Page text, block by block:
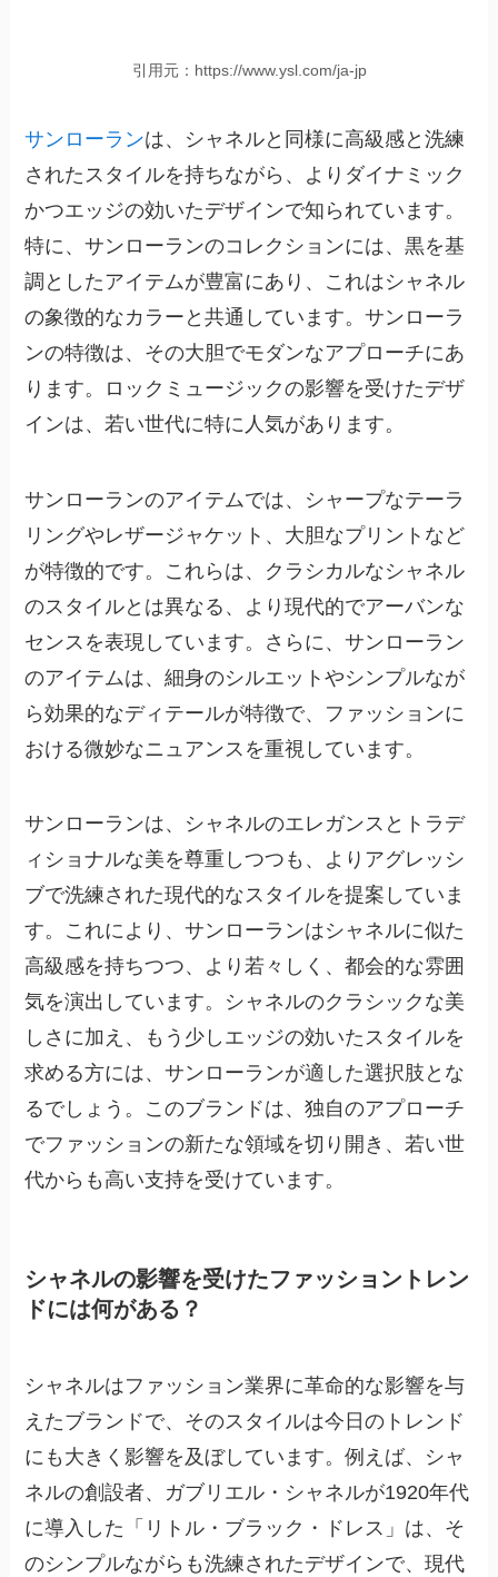
引用元：https://www.ysl.com/ja-jp
サンローランは、シャネルと同様に高級感と洗練
されたスタイルを持ちながら、 よりダイナミック
かつエッジの効いたデザインで知られています。
特に、サンローランのコレクションには、黒を基
調としたアイテムが豊富にあり、これはシャネル
の象徴的なカラーと共通しています。サンローラ
ンの特徴は、その大胆でモダンなアプローチにあ
ります。ロックミュージックの影響を受けたデザ
インは、若い世代に特に人気があります。
サンローランのアイテムでは、シャープなテーラ
リングやレザージャケット、大胆なプリントなど
が特徴的です。これらは、クラシカルなシャネル
のスタイルとは異なる、より現代的でアーバンな
センスを表現しています。さらに、サンローラン
のアイテムは、細身のシルエットやシンプルなが
ら効果的なディテールが特徴で、ファッションに
おける微妙なニュアンスを重視しています。
サンローランは、シャネルのエレガンスとトラデ
ィショナルな美を尊重しつつも、よりアグレッシ
ブで洗練された現代的なスタイルを提案していま
す。これにより、サンローランはシャネルに似た
高級感を持ちつつ、より若々しく、都会的な雰囲
気を演出しています。シャネルのクラシックな美
しさに加え、もう少しエッジの効いたスタイルを
求める方には、サンローランが適した選択肢とな
るでしょう。このブランドは、独自のアプローチ
でファッションの新たな領域を切り開き、若い世
代からも高い支持を受けています。
シャネルの影響を受けたファッショントレン
ドには何がある？
シャネルはファッション業界に革命的な影響を与
えたブランドで、そのスタイルは今日のトレンド
にも大きく影響を及ぼしています。例えば、シャ
ネルの創設者、ガブリエル・シャネルが1920年代
に導入した「リトル・ブラック・ドレス」は、そ
のシンプルながらも洗練されたデザインで、現代